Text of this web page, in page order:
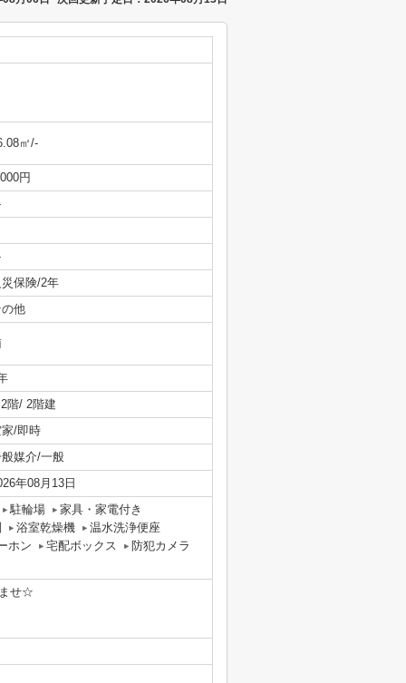
㎡/-
円
保険/2年
他
階/ 2階建
/即時
媒介/一般
年08月13日
駐輪場
家具・家電付き
浴室乾燥機
温水洗浄便座
ホン
宅配ボックス 防犯カメラ
せ☆